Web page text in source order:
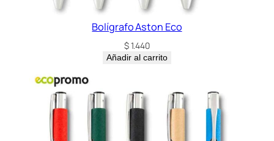
Bolígrafo Aston Eco
$1.440
Añadir al carrito